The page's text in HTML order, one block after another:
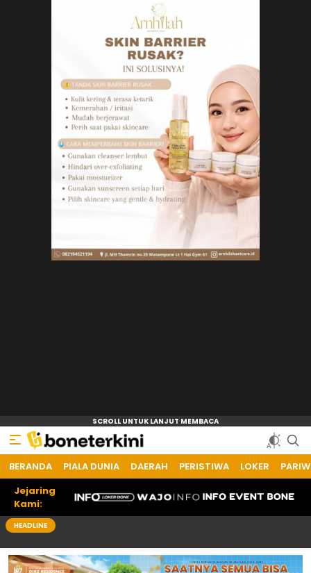
Bone Terkini
Referensi Informasi Terkini
BERANDA PIALA DUNIA DAERAH PERISTIWA LOKER
Jejaring
Kami:
HEADLINE